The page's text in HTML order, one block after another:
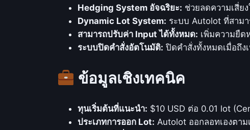
Hedging System อัจฉริยะ: ช่วยลดความเสี่ย
Dynamic Lot System: ระบบ Autolot ที่สาม
สามารถปรับค่า Input ได้ทั้งหมด: เพิ่มความยืด
ระบบปิดคำสั่งอัตโนมัติ: ปิดคำสั่งทั้งหมดเมื่อถึง
ข้อมูลเชิงเทคนิค
ทุนเริ่มต้นที่แนะนำ: $10 USD ต่อ 0.01 lot
ประเภทการออก Lot: Autolot ออกลอทเองตาม